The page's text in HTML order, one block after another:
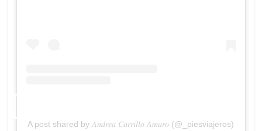
A post shared by 𝐴𝑛𝑑𝑟𝑒𝑎 𝐶𝑎𝑟𝑟𝑖𝑙𝑙𝑜 𝐴𝑚𝑎𝑟𝑜 (@_piesviajeros)